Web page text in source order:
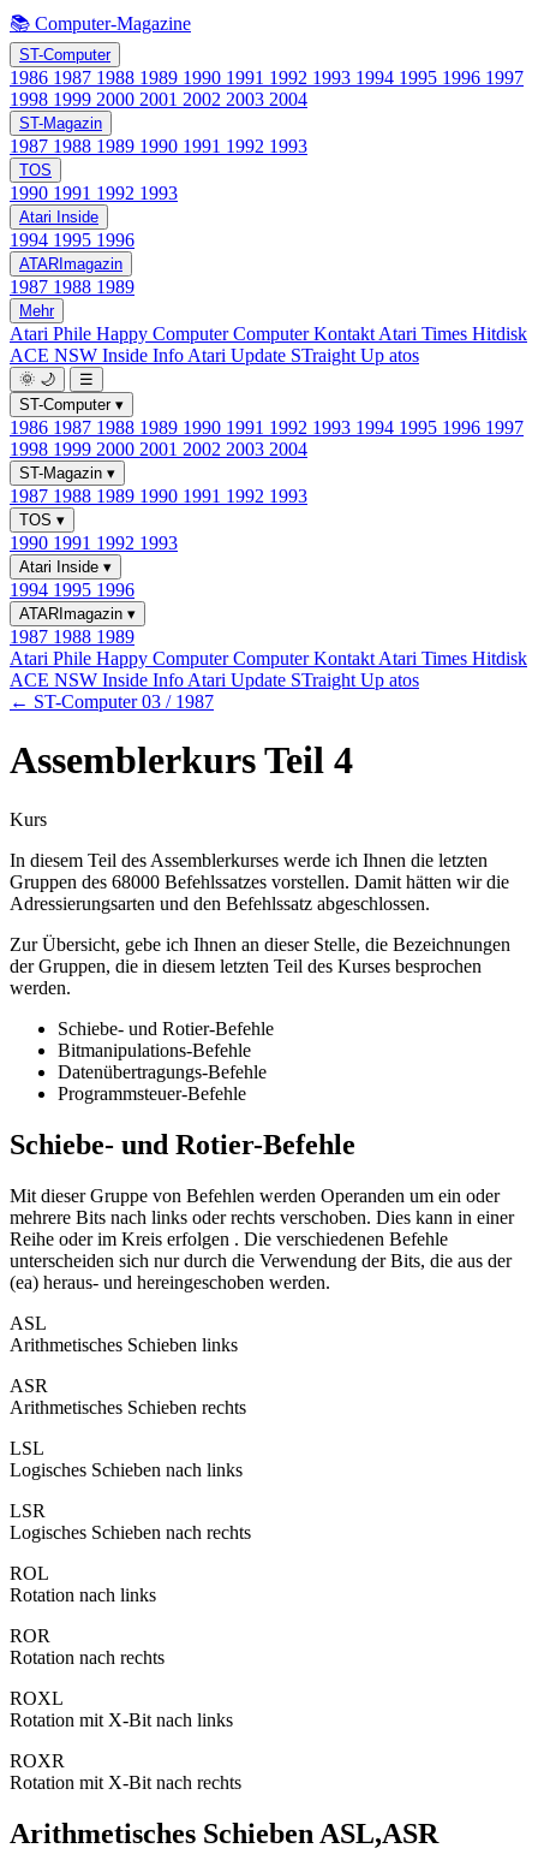
📚 Computer-Magazine
ST-Computer
1986 1987 1988 1989 1990 1991 1992 1993 1994 1995 1996 1997
1998 1999 2000 2001 2002 2003 2004
ST-Magazin
1987 1988 1989 1990 1991 1992 1993
TOS
1990 1991 1992 1993
Atari Inside
1994 1995 1996
ATARImagazin
1987 1988 1989
Mehr
Atari Phile Happy ComputerComputer Kontakt Atari Times Hitdisk
ACE NSW Inside Info Atari Update STraight Up atos
🌞 🌙
☰
ST-Computer ▾
1986 1987 1988 1989 1990 1991 1992 1993 1994 1995 1996 1997
1998 1999 2000 2001 2002 2003 2004
ST-Magazin ▾
1987 1988 1989 1990 1991 1992 1993
TOS ▾
1990 1991 1992 1993
Atari Inside ▾
1994 1995 1996
ATARImagazin ▾
1987 1988 1989
Atari Phile Happy ComputerComputer Kontakt Atari Times Hitdisk
ACE NSW Inside Info Atari Update STraight Up atos
← ST-Computer 03 / 1987
Assemblerkurs Teil 4
Kurs
In diesem Teil des Assemblerkurses werde ich Ihnen die letzten
Gruppen des 68000 Befehlssatzes vorstellen. Damit hätten wir die
Adressierungsarten und den Befehlssatz abgeschlossen.
Zur Übersicht, gebe ich Ihnen an dieser Stelle, die Bezeichnungen
der Gruppen, die in diesem letzten Teil des Kurses besprochen
werden.
Schiebe- und Rotier-Befehle
Bitmanipulations-Befehle
Datenübertragungs-Befehle
Programmsteuer-Befehle
Schiebe- und Rotier-Befehle
Mit dieser Gruppe von Befehlen werden Operanden um ein oder
mehrere Bits nach links oder rechts verschoben. Dies kann in einer
Reihe oder im Kreis erfolgen . Die verschiedenen Befehle
unterscheiden sich nur durch die Verwendung der Bits, die aus der
(ea) heraus- und hereingeschoben werden.
ASL
Arithmetisches Schieben links
ASR
Arithmetisches Schieben rechts
LSL
Logisches Schieben nach links
LSR
Logisches Schieben nach rechts
ROL
Rotation nach links
ROR
Rotation nach rechts
ROXL
Rotation mit X-Bit nach links
ROXR
Rotation mit X-Bit nach rechts
Arithmetisches Schieben ASL,ASR